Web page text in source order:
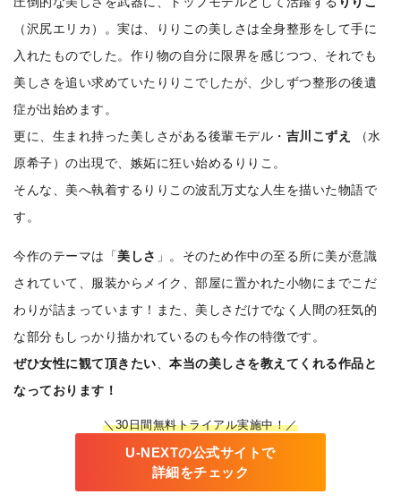
（沢尻エリカ）。実は、りりこの美しさは全身整形をして手に
入れたものでした。作り物の自分に限界を感じつつ、それでも
美しさを追い求めていたりりこでしたが、少しずつ整形の後遺
症が出始めます。
更に、生まれ持った美しさがある後輩モデル・ 吉川こずえ
（水
原希子）の出現で、嫉妬に狂い始めるりりこ。
そんな、美へ執着するりりこの波乱万丈な人生を描いた物語で
す。
今作のテーマは「美しさ 」。そのため作中の至る所に美が意識
されていて、服装からメイク、部屋に置かれた小物にまでこだ
わりが詰まっています！また、美しさだけでなく人間の狂気的
な部分もしっかり描かれているのも今作の特徴です。
ぜひ女性に観て頂きたい、本当の美しさを教えてくれる作品と
なっております！
＼30日間無料トライアル実施中！／
U-NEXTの公式サイトで
詳細をチェック